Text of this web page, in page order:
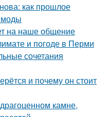
как прошлое
моды
на наше общение
и погоде в Перми
сочетания
и почему он стоит
камне,